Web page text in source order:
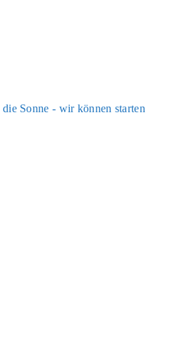
Son­ne - wir kön­nen star­ten